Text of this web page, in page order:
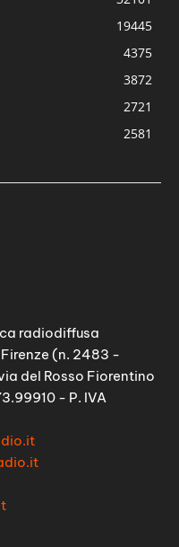
19445
4375
3872
2721
2581
radiodiffusa
(n. 2483 -
del Rosso Fiorentino
- P. IVA